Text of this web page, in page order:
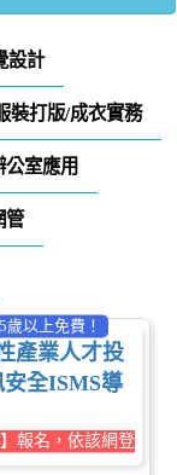
設計
裝打版/成衣實務
公室應用
管
以上免費！
產業人才投
全ISMS導
報名，依該網登